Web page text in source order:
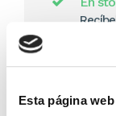
Esta página